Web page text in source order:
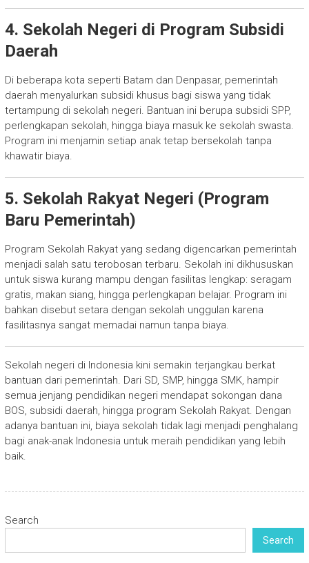
4. Sekolah Negeri di Program Subsidi
Daerah
Di beberapa kota seperti Batam dan Denpasar, pemerintah
daerah menyalurkan subsidi khusus bagi siswa yang tidak
tertampung di sekolah negeri. Bantuan ini berupa subsidi SPP,
perlengkapan sekolah, hingga biaya masuk ke sekolah swasta.
Program ini menjamin setiap anak tetap bersekolah tanpa
khawatir biaya.
5. Sekolah Rakyat Negeri (Program
Baru Pemerintah)
Program Sekolah Rakyat yang sedang digencarkan pemerintah
menjadi salah satu terobosan terbaru. Sekolah ini dikhususkan
untuk siswa kurang mampu dengan fasilitas lengkap: seragam
gratis, makan siang, hingga perlengkapan belajar. Program ini
bahkan disebut setara dengan sekolah unggulan karena
fasilitasnya sangat memadai namun tanpa biaya.
Sekolah negeri di Indonesia kini semakin terjangkau berkat
bantuan dari pemerintah. Dari SD, SMP, hingga SMK, hampir
semua jenjang pendidikan negeri mendapat sokongan dana
BOS, subsidi daerah, hingga program Sekolah Rakyat. Dengan
adanya bantuan ini, biaya sekolah tidak lagi menjadi penghalang
bagi anak-anak Indonesia untuk meraih pendidikan yang lebih
baik.
Search
Search